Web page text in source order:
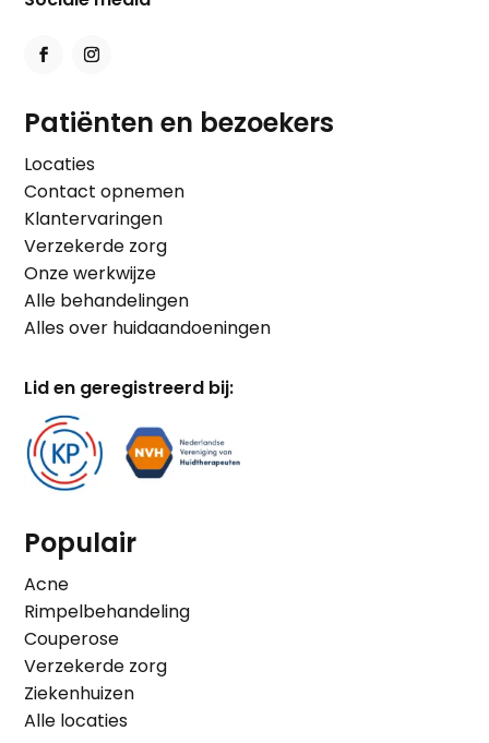
Patiënten en bezoekers
Locaties
Contact opnemen
Klantervaringen
Verzekerde zorg
Onze werkwijze
Alle behandelingen
Alles over huidaandoeningen
Lid en geregistreerd bij:
Populair
Acne
Rimpelbehandeling
Couperose
Verzekerde zorg
Ziekenhuizen
Alle locaties